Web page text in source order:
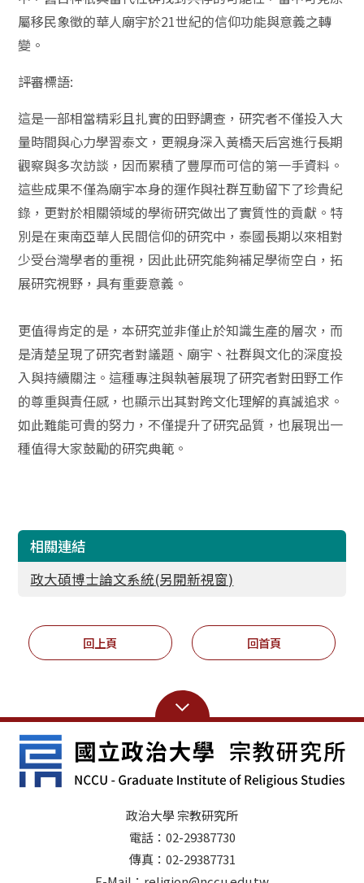
屬移民象徵的華人廟宇於21世紀的信仰功能與意義之轉
變。
評審標語:
這是一部相當精彩且扎實的田野調查，研究者不僅投入大
量時間與心力學習泰文，更親身深入黃橋天后宮進行長期
觀察與多次訪談，因而累積了豐厚而可信的第一手資料。
這些成果不僅為廟宇本身的運作與社群互動留下了珍貴紀
錄，更對於相關領域的學術研究做出了實質性的貢獻。特
別是在東南亞華人民間信仰的研究中，泰國長期以來相對
少受台灣學者的重視，因此此研究能夠補足學術空白，拓
展研究視野，具有重要意義。
更值得肯定的是，本研究並非僅止於知識生產的層次，而
是清楚呈現了研究者對議題、廟宇、社群與文化的深度投
入與持續關注。這種專注與執著展現了研究者對田野工作
的尊重與責任感，也顯示出其對跨文化理解的真誠追求。
如此難能可貴的努力，不僅提升了研究品質，也展現出一
種值得大家鼓勵的研究典範。
相關連結
政大碩博士論文系統(另開新視窗)
回上頁 回首頁
政治大學 宗教研究所
電話：02-29387730
傳真：02-29387731